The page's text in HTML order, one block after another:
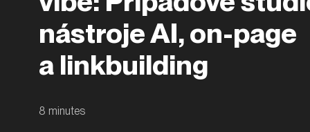
nástroje AI, on-page
a linkbuilding
8 minutes